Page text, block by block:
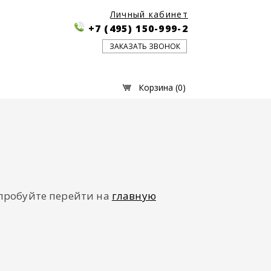
Личный кабинет
+7 (495) 150-999-2
ЗАКАЗАТЬ ЗВОНОК
Корзина (0)
перейти на главную